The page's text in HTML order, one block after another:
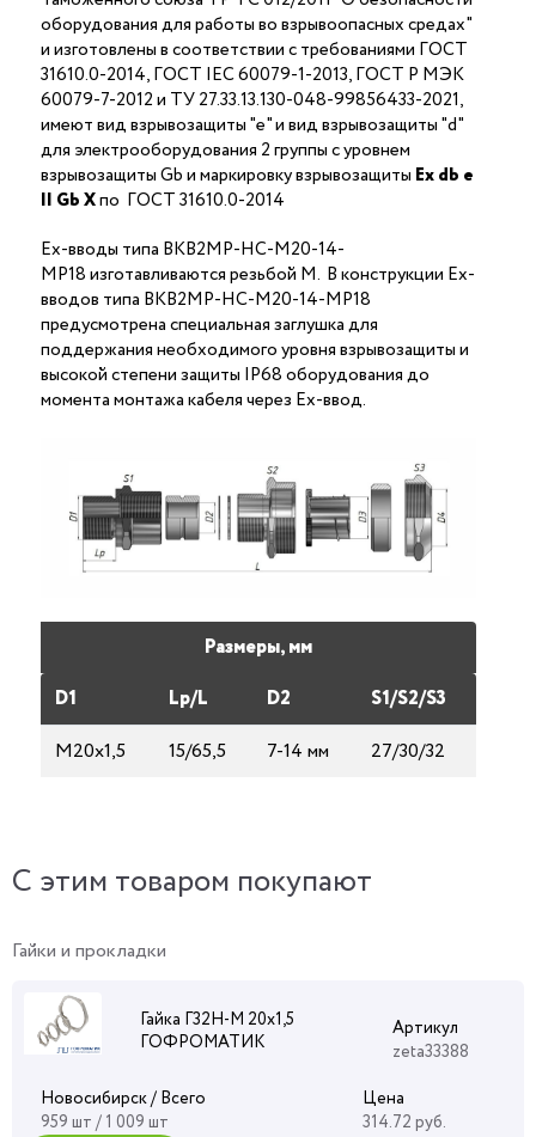
оборудования для работы во взрывоопасных средах"
и изготовлены в соответствии с требованиями ГОСТ
31610.0-2014, ГОСТ IEC 60079-1-2013, ГОСТ Р МЭК
60079-7-2012 и ТУ 27.33.13.130-048-99856433-2021,
имеют вид взрывозащиты "е" и вид взрывозащиты "d"
для электрооборудования 2 группы с уровнем
взрывозащиты Gb и маркировку взрывозащиты Ехdb е
II Gb Xпо ГОСТ 31610.0-2014
Ex-вводы типа ВКВ2МР-НС-М20-14-
МР18 изготавливаются резьбой M. В конструкции Ex-
вводов типа ВКВ2МР-НС-М20-14-МР18
предусмотрена специальная заглушка для
поддержания необходимого уровня взрывозащиты и
высокой степени защиты IP68 оборудования до
момента монтажа кабеля через Ex-ввод.
Размеры, мм
D1
Lp/L D2
S1/S2/S3
М20х1,5
15/65,5 7-14 мм 27/30/32
C этим товаром покупают
Гайки и прокладки
Гайка Г32Н-М 20х1,5
ГОФРОМАТИК
Артикул
zeta33388
Новосибирск / Всего
959 шт / 1 009 шт
Цена
314.72 руб.